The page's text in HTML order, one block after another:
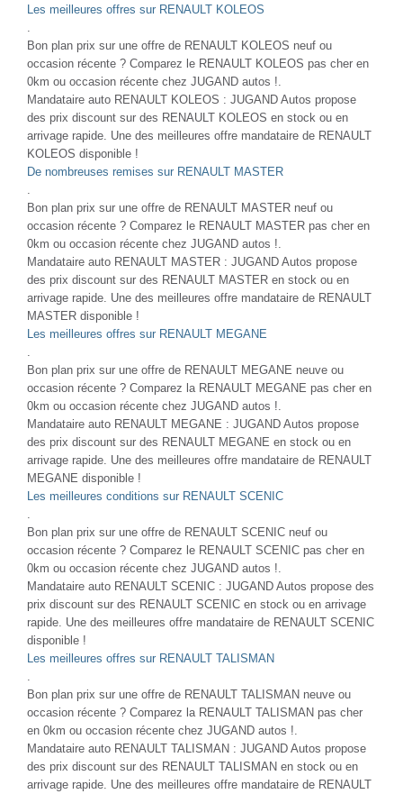
Les meilleures offres sur RENAULT KOLEOS
.
Bon plan prix sur une offre de RENAULT KOLEOS neuf ou
occasion récente ? Comparez le RENAULT KOLEOS pas cher en
0km ou occasion récente chez JUGAND autos !.
Mandataire auto RENAULT KOLEOS : JUGAND Autos propose
des prix discount sur des RENAULT KOLEOS en stock ou en
arrivage rapide. Une des meilleures offre mandataire de RENAULT
KOLEOS disponible !
De nombreuses remises sur RENAULT MASTER
.
Bon plan prix sur une offre de RENAULT MASTER neuf ou
occasion récente ? Comparez le RENAULT MASTER pas cher en
0km ou occasion récente chez JUGAND autos !.
Mandataire auto RENAULT MASTER : JUGAND Autos propose
des prix discount sur des RENAULT MASTER en stock ou en
arrivage rapide. Une des meilleures offre mandataire de RENAULT
MASTER disponible !
Les meilleures offres sur RENAULT MEGANE
.
Bon plan prix sur une offre de RENAULT MEGANE neuve ou
occasion récente ? Comparez la RENAULT MEGANE pas cher en
0km ou occasion récente chez JUGAND autos !.
Mandataire auto RENAULT MEGANE : JUGAND Autos propose
des prix discount sur des RENAULT MEGANE en stock ou en
arrivage rapide. Une des meilleures offre mandataire de RENAULT
MEGANE disponible !
Les meilleures conditions sur RENAULT SCENIC
.
Bon plan prix sur une offre de RENAULT SCENIC neuf ou
occasion récente ? Comparez le RENAULT SCENIC pas cher en
0km ou occasion récente chez JUGAND autos !.
Mandataire auto RENAULT SCENIC : JUGAND Autos propose des
prix discount sur des RENAULT SCENIC en stock ou en arrivage
rapide. Une des meilleures offre mandataire de RENAULT SCENIC
disponible !
Les meilleures offres sur RENAULT TALISMAN
.
Bon plan prix sur une offre de RENAULT TALISMAN neuve ou
occasion récente ? Comparez la RENAULT TALISMAN pas cher
en 0km ou occasion récente chez JUGAND autos !.
Mandataire auto RENAULT TALISMAN : JUGAND Autos propose
des prix discount sur des RENAULT TALISMAN en stock ou en
arrivage rapide. Une des meilleures offre mandataire de RENAULT